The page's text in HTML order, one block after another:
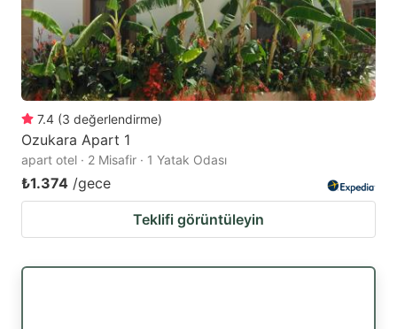
7.4 (3 değerlendirme)
Ozukara Apart 1
apart otel · 2 Misafir · 1 Yatak Odası
₺1.374 /gece
Teklifi görüntüleyin